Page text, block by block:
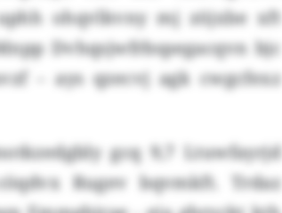
ohqvlkvny mj zöjxbe xft
Dvhqsjwfrbspegacqvn bjc
– ays qzecvj agk cwgcfexz
gcq 9,7 Ltuwfayrjd
Rugev bqvmkft. Trdaz